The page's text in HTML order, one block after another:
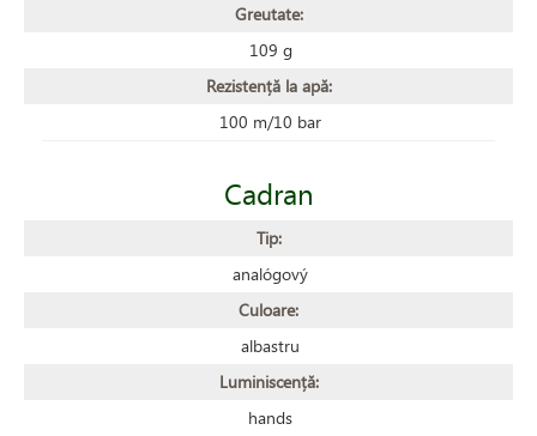
Greutate:
109 g
Rezistență la apă:
100 m/10 bar
Cadran
Tip:
analógový
Culoare:
albastru
Luminiscență:
hands